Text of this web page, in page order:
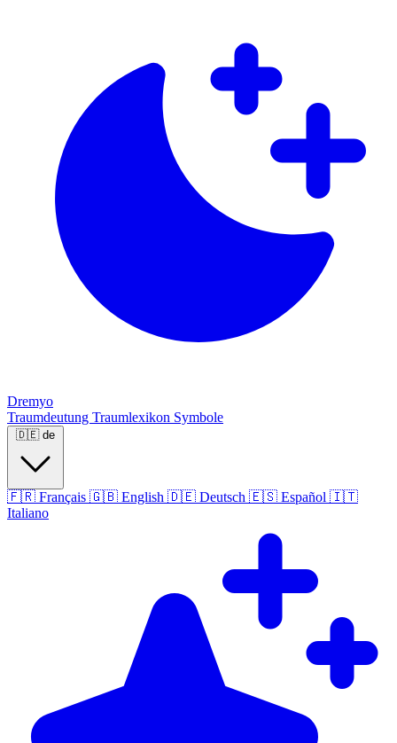
Dremyo
Traumdeutung Traumlexikon Symbole
🇩🇪 de
🇫🇷 Français 🇬🇧 English 🇩🇪 Deutsch 🇪🇸 Español 🇮🇹
Italiano